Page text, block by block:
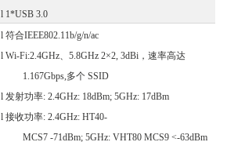
l 1*USB 3.0
l符合IEEE802.11b/g/n/ac
lWi-Fi:2.4GHz、5.8GHz 2×2, 3dBi，速率高达
1.167Gbps,多个 SSID
l发射功率: 2.4GHz: 18dBm; 5GHz: 17dBm
l接收功率: 2.4GHz: HT40-
MCS7 -71dBm; 5GHz: VHT80 MCS9 <-63dBm